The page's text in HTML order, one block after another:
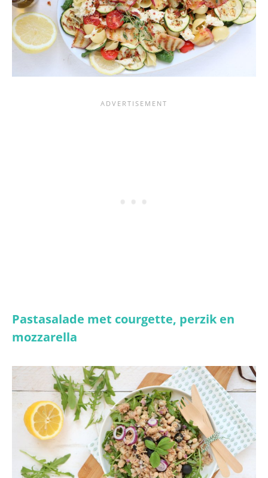
Pastasalade met courgette, perzik en
mozzarella